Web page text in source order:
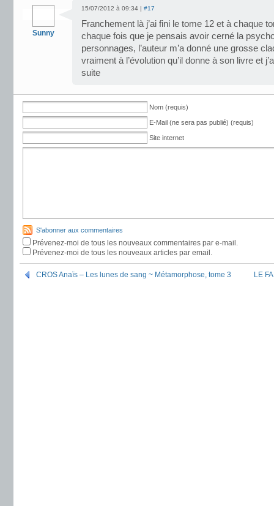
Sunny
15/07/2012 à 09:34 | #17
Franchement là j’ai fini le tome 12 et à chaque
chaque fois que je pensais avoir cerné la
personnages, l’auteur m’a donné une grosse
vraiment à l’évolution qu’il donne à son livre et
suite
Nom (requis)
E-Mail (ne sera pas publié) (requis)
Site internet
S'abonner aux commentaires
Prévenez-moi de tous les nouveaux commentaires par e-mail.
Prévenez-moi de tous les nouveaux articles par email.
CROS Anaïs – Les lunes de sang ~ Métamorphose, tome 3 LE